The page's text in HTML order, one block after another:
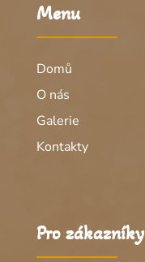
Menu
Domů
O nás
Galerie
Kontakty
Pro zákazníky